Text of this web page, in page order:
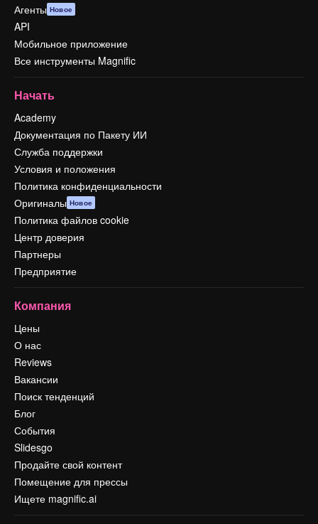
Агенты Новое
API
Мобильное приложение
Все инструменты Magnific
Начать
Academy
Документация по Пакету ИИ
Служба поддержки
Условия и положения
Политика конфиденциальности
Оригиналы Новое
Политика файлов cookie
Центр доверия
Партнеры
Предприятие
Компания
Цены
О нас
Reviews
Вакансии
Поиск тенденций
Блог
События
Slidesgo
Продайте свой контент
Помещение для прессы
Ищете magnific.ai